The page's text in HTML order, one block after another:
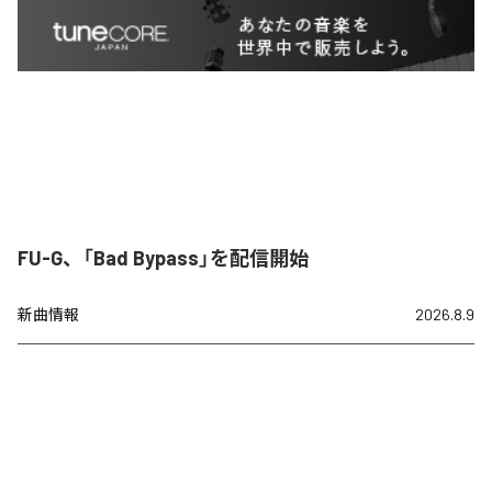
FU-G、「Bad Bypass」を配信開始
新曲情報 2026.8.9